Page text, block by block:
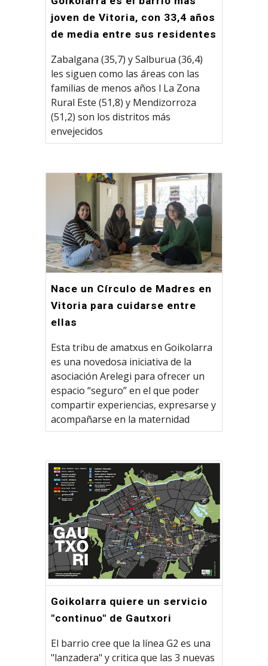
joven de Vitoria, con 33,4 años
de media entre sus residentes
Zabalgana (35,7) y Salburua (36,4)
les siguen como las áreas con las
familias de menos años l La Zona
Rural Este (51,8) y Mendizorroza
(51,2) son los distritos más
envejecidos
Nace un Círculo de Madres en
Vitoria para cuidarse entre
ellas
Esta tribu de amatxus en Goikolarra
es una novedosa iniciativa de la
asociación Arelegi para ofrecer un
espacio “seguro” en el que poder
compartir experiencias, expresarse y
acompañarse en la maternidad
Goikolarra quiere un servicio
"continuo" de Gautxori
El barrio cree que la línea G2 es una
"lanzadera" y critica que las 3 nuevas